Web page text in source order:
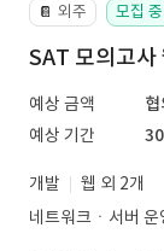
📔 외주 모집 중
SAT 모의고사
예상 금액
예상 기간
개발
웹 외 2개
네트워크ㆍ서버 운